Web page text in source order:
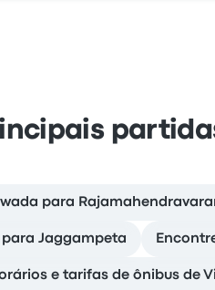
para
Jaggampeta
e tarifas de ônibus de